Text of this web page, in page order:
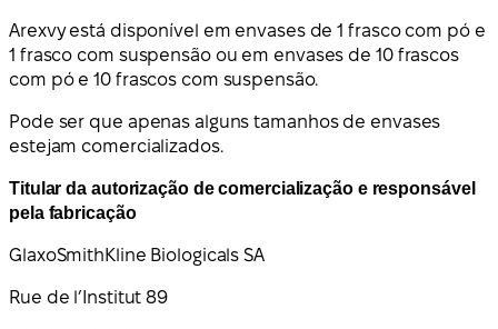
Arexvy está disponível em envases de 1 frasco com pó e
1 frasco com suspensão ou em envases de 10 frascos
com pó e 10 frascos com suspensão.
Pode ser que apenas alguns tamanhos de envases
estejam comercializados.
Titular da autorização de comercialização e responsável
pela fabricação
GlaxoSmithKline Biologicals SA
Rue de l’Institut 89